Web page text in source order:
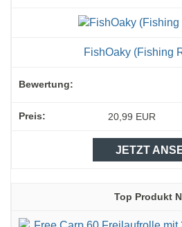
FishOaky (Fishing
20,99 EUR
JETZT